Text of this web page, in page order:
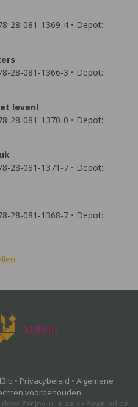
28-081-1369-4 • Depot:
28-081-1366-3 • Depot:
leven!
28-081-1370-0 • Depot:
28-081-1371-7 • Depot:
28-081-1368-7 • Depot:
• Privacybeleid • Algemene
voorbehouden
door Zenjoy in Leuven • Powered by